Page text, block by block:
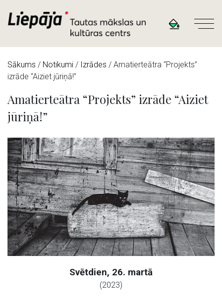
Sākums / Notikumi / Izrādes / Amatierteātra “Projekts”
izrāde “Aiziet jūriņā!”
Amatierteātra “Projekts” izrāde “Aiziet
jūriņā!”
Svētdien, 26. martā
(2023)